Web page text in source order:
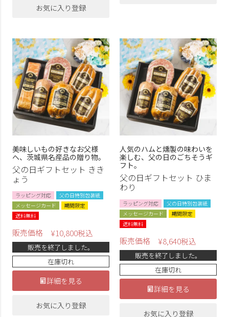
お気に入り登録
美味しいもの好きなお父様
へ、茨城県名産品の贈り物。
父の日ギフトセット きき
ょう
ラッピング対応
父の日特別包装紙
メッセージカード
期間限定
送料無料
販売価格 ¥10,800税込
販売を終了しました。
在庫切れ
詳細を見る
お気に入り登録
人気のハムと燻製の味わいを
楽しむ、父の日のごちそうギ
フト。
父の日ギフトセット ひま
わり
ラッピング対応
父の日特別包装紙
メッセージカード
期間限定
送料無料
販売価格 ¥8,640税込
販売を終了しました。
在庫切れ
詳細を見る
お気に入り登録